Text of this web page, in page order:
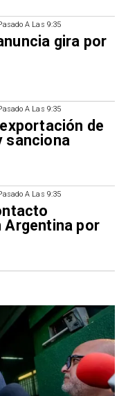
A Las 9:35
gira por
A Las 9:35
de
sanciona
A Las 9:35
por